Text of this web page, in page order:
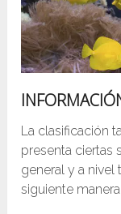
La clasificación
presenta ciertas
general y a nivel
siguiente manera: